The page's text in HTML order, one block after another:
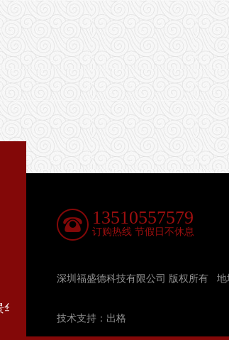
庭D栋140
13510557579
订购热线 节假日不休息
深圳福盛德科技有限公司 版权所有 地
技术支持： 出格